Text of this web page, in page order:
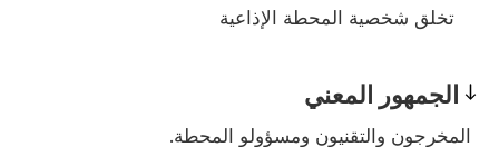
تخلق شخصية المحطة الإذاعية
الجمهور المعني
Prerequisites
المخرجون والتقنيون ومسؤولو المحطة.